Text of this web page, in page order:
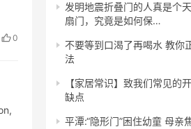
0
发明地震折叠门的人真是个
扇门，究竟是如何保…
不要等到口渴了再喝水 教你
法
【家居常识】致我们常见的
缺点
平潭:“隐形门”困住幼童 母亲